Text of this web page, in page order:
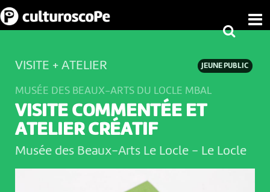
JEUNE PUBLIC
VISITE + ATELIER
MUSÉE DES BEAUX-ARTS DU LOCLE MBAL
VISITE COMMENTÉE ET
ATELIER CRÉATIF
Musée des Beaux-Arts Le Locle - Le Locle